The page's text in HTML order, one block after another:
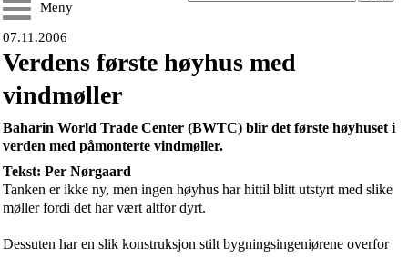
Meny
07.11.2006
Verdens første høyhus med
vindmøller
Baharin World Trade Center (BWTC) blir det første høyhuset i
verden med påmonterte vindmøller.
Tekst: Per Nørgaard
Tanken er ikke ny, men ingen høyhus har hittil blitt utstyrt med slike
møller fordi det har vært altfor dyrt.
Dessuten har en slik konstruksjon stilt bygningsingeniørene overfor